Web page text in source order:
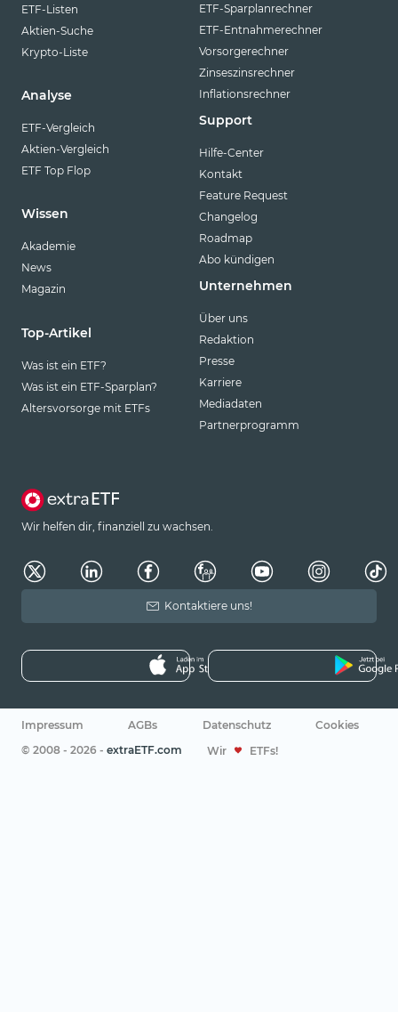
ETF-Listen
Aktien-Suche
Krypto-Liste
Analyse
ETF-Vergleich
Aktien-Vergleich
ETF Top Flop
Wissen
Akademie
News
Magazin
Top-Artikel
Was ist ein ETF?
Was ist ein ETF-Sparplan?
Altersvorsorge mit ETFs
ETF-Sparplanrechner
ETF-Entnahmerechner
Vorsorgerechner
Zinseszinsrechner
Inflationsrechner
Support
Hilfe-Center
Kontakt
Feature Request
Changelog
Roadmap
Abo kündigen
Unternehmen
Über uns
Redaktion
Presse
Karriere
Mediadaten
Partnerprogramm
Wir helfen dir, finanziell zu wachsen.
Kontaktiere uns!
Impressum AGBs Datenschutz
Cookies
© 2008 - 2026 - extraETF.com Wir ETFs!